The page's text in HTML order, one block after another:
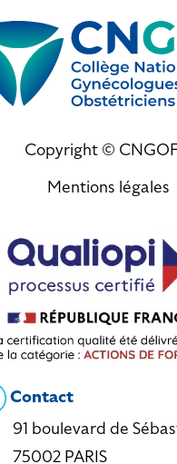
Copyright ©
Mentions légales
Contact
91 boulevard de
75002 PARIS